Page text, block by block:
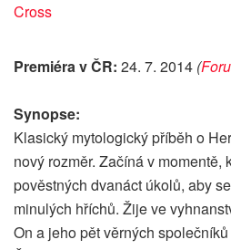
Cross
Premiéra v ČR: 24. 7. 2014 (
Synopse:
Klasický mytologický příběh o
nový rozměr. Začíná v momentě,
pověstných dvanáct úkolů, aby
minulých hříchů. Žije ve
On a jeho pět věrných